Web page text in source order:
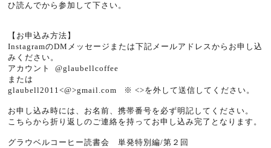
ひ読んでから参加して下さい。
【お申込み方法】
InstagramのDMメッセージまたは下記メールアドレスからお申し込
みください。
アカウント@glaubellcoffee
または
glaubell2011<@>gmail.com ※ <>を外して送信してください。
お申し込み時には、お名前、携帯番号を必ず明記してください。
こちらから折り返しのご連絡を持ってお申し込み完了となります。
グラウベルコーヒー読書会 単発特別編/第２回